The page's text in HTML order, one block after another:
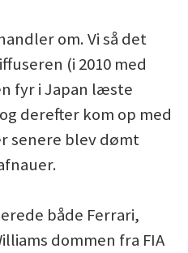
om. Vi så det
(i 2010 med
fyr i Japan læste
derefter kom op med
senere blev dømt
både Ferrari,
dommen fra FIA